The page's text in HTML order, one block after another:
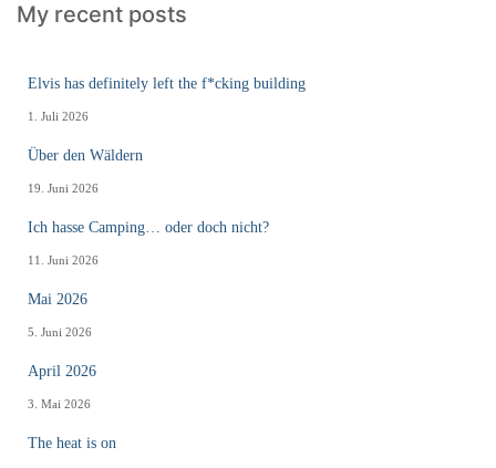
My recent posts
Elvis has definitely left the f*cking building
1. Juli 2026
Über den Wäldern
19. Juni 2026
Ich hasse Camping… oder doch nicht?
11. Juni 2026
Mai 2026
5. Juni 2026
April 2026
3. Mai 2026
The heat is on